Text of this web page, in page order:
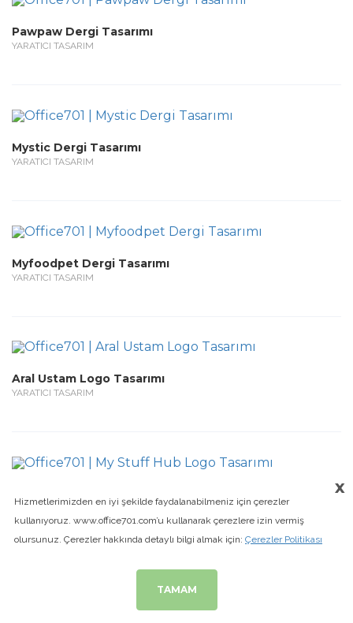
Pawpaw Dergi Tasarımı
YARATICI TASARIM
Mystic Dergi Tasarımı
YARATICI TASARIM
Myfoodpet Dergi Tasarımı
YARATICI TASARIM
Aral Ustam Logo Tasarımı
YARATICI TASARIM
Çatı Marketim Logo Tasarımı
x
Hizmetlerimizden en iyi şekilde faydalanabilmeniz için çerezler
kullanıyoruz. www.office701.com’u kullanarak çerezlere izin vermiş
olursunuz. Çerezler hakkında detaylı bilgi almak için: Çerezler Politikası
TAMAM